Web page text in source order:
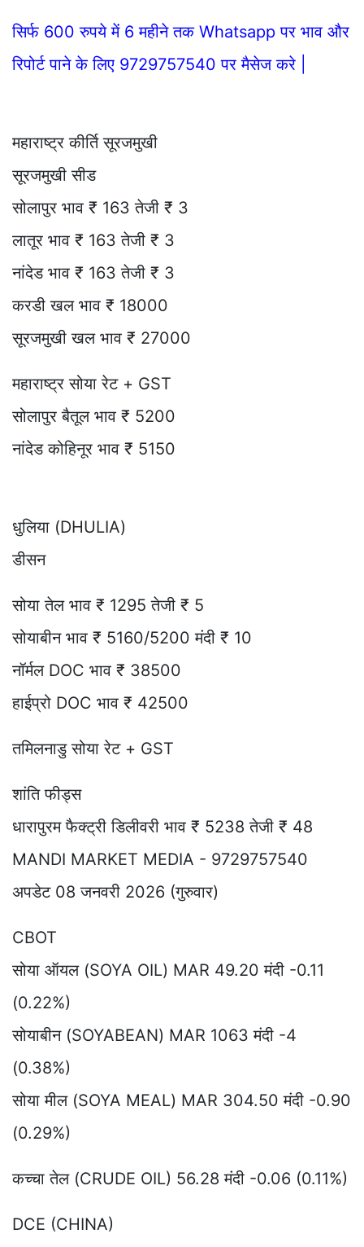
सिर्फ 600 रुपये में 6 महीने तक Whatsapp पर भाव और
रिपोर्ट पाने के लिए 9729757540 पर मैसेज करे |
महाराष्ट्र कीर्ति सूरजमुखी
सूरजमुखी सीड
सोलापुर भाव ₹ 163 तेजी ₹ 3
लातूर भाव ₹ 163 तेजी ₹ 3
नांदेड भाव ₹ 163 तेजी ₹ 3
करडी खल भाव ₹ 18000
सूरजमुखी खल भाव ₹ 27000
महाराष्ट्र सोया रेट + GST
सोलापुर बैतूल भाव ₹ 5200
नांदेड कोहिनूर भाव ₹ 5150
धुलिया (DHULIA)
डीसन
सोया तेल भाव ₹ 1295 तेजी ₹ 5
सोयाबीन भाव ₹ 5160/5200 मंदी ₹ 10
नॉर्मल DOC भाव ₹ 38500
हाईप्रो DOC भाव ₹ 42500
तमिलनाडु सोया रेट + GST
शांति फीड्स
धारापुरम फैक्ट्री डिलीवरी भाव ₹ 5238 तेजी ₹ 48
MANDI MARKET MEDIA - 9729757540
अपडेट 08 जनवरी 2026 (गुरुवार)
CBOT
सोया ऑयल (SOYA OIL) MAR 49.20 मंदी -0.11
(0.22%)
सोयाबीन (SOYABEAN) MAR 1063 मंदी -4
(0.38%)
सोया मील (SOYA MEAL) MAR 304.50 मंदी -0.90
(0.29%)
कच्चा तेल (CRUDE OIL) 56.28 मंदी -0.06 (0.11%)
DCE (CHINA)